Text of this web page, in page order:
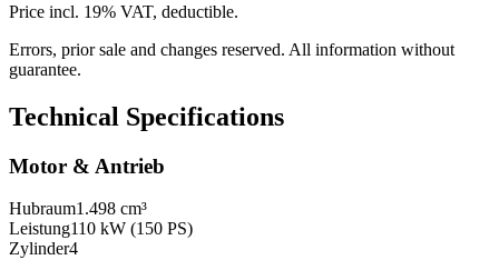
Price incl. 19% VAT, deductible.
Errors, prior sale and changes reserved. All information without
guarantee.
Technical Specifications
Motor & Antrieb
Hubraum1.498 cm³
Leistung110 kW (150 PS)
Zylinder4